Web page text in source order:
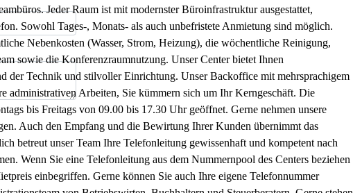
Jeder Raum ist mit modernster Büroinfrastruktur ausgestattet,
Sowohl Tages-, Monats- als auch unbefristete Anmietung sind möglich.
Nebenkosten (Wasser, Strom, Heizung), die wöchentliche Reinigung,
sowie die Konferenzraumnutzung. Unser Center bietet Ihnen
der Technik und stilvoller Einrichtung. Unser Backoffice mit mehrsprachigem
administrativen Arbeiten, Sie kümmern sich um Ihr Kerngeschäft. Die
bis Freitags von 09.00 bis 17.30 Uhr geöffnet. Gerne nehmen unsere
Auch den Empfang und die Bewirtung Ihrer Kunden übernimmt das
betreut unser Team Ihre Telefonleitung gewissenhaft und kompetent nach
Wenn Sie eine Telefonleitung aus dem Nummernpool des Centers beziehen
einbegriffen. Gerne können Sie auch Ihre eigene Telefonnummer